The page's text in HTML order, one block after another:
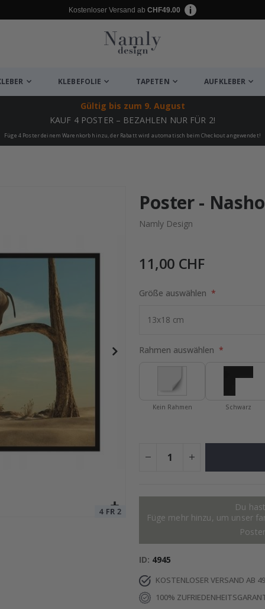
Kostenloser Versand ab CHF49.00
KLEBEFOLIE TAPETEN AUFKLEBER
Gültig bis zum 9. August
KAUF 4 POSTER – BEZAHLEN NUR FÜR 2!
Füge 4 Poster deinem Warenkorb hinzu, der Rabatt wird automatisch beim Checkout angewendet!
15,00 €
Poster -
Namly Design
11,00 CHF
Größe auswählen
Rahmen auswählen
Kein Rahmen Schwarz
Du
Füge mehr hinzu, um unser
ID 4945
KOSTENLOSER VERSAND AB
100%